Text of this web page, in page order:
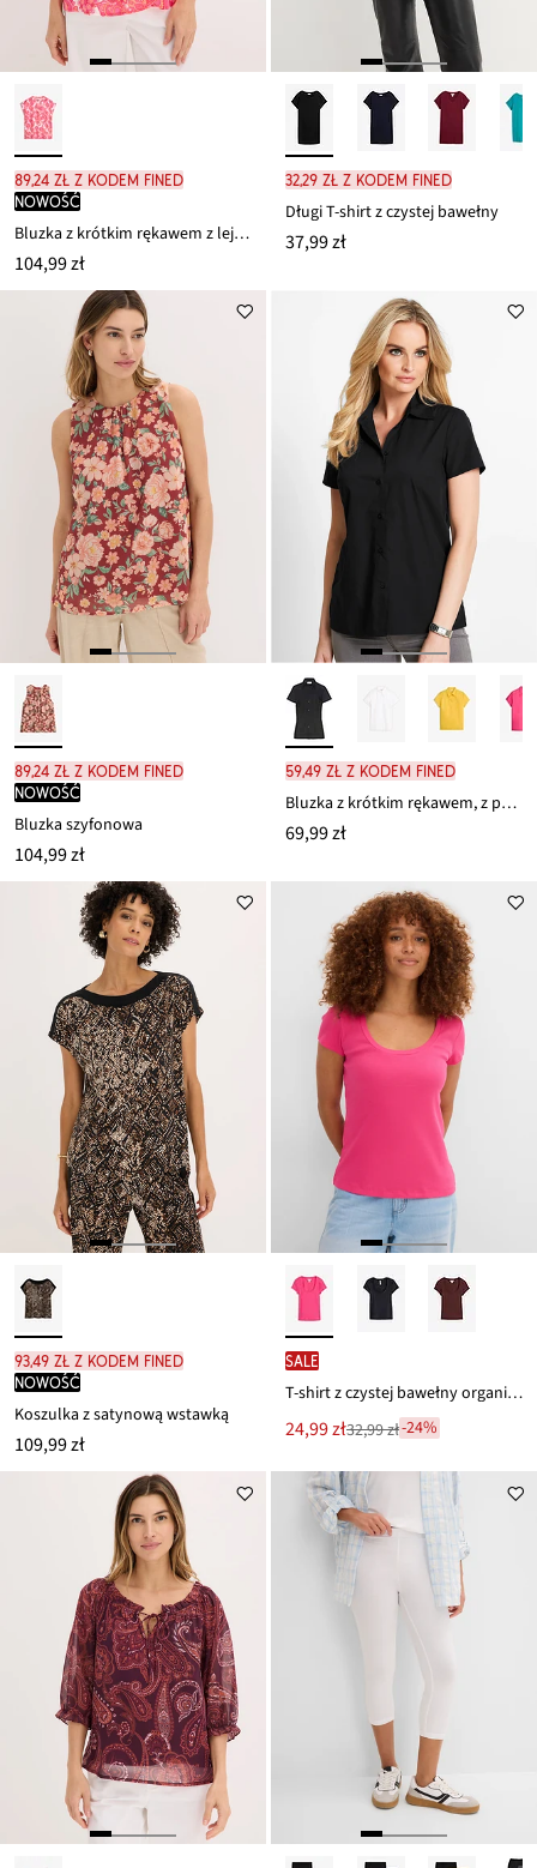
89,24 zł z kodem FINED
nowość
Bluzka z krótkim rękawem z lejącej satyny
104,99 zł
32,29 zł z kodem FINED
Długi T-shirt z czystej bawełny
37,99 zł
89,24 zł z kodem FINED
nowość
Bluzka szyfonowa
104,99 zł
59,49 zł z kodem FINED
Bluzka z krótkim rękawem, z popeliny
69,99 zł
93,49 zł z kodem FINED
nowość
Koszulka z satynową wstawką
109,99 zł
SALE
T-shirt z czystej bawełny organicznej
Nowa
cena
to
24,99 zł
Przeceniono
ceny
32,99 zł
32,99 zł-24%